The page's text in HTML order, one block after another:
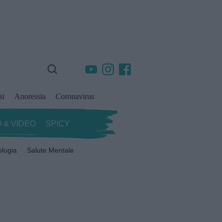
Anoressia Coronavirus
& VIDEO SPICY
Salute Mentale